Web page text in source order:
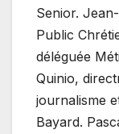
Senior.
Public
déléguée
Quinio,
journalisme
Bayard.